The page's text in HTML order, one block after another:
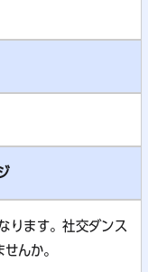
ります。社交ダンス
んか。